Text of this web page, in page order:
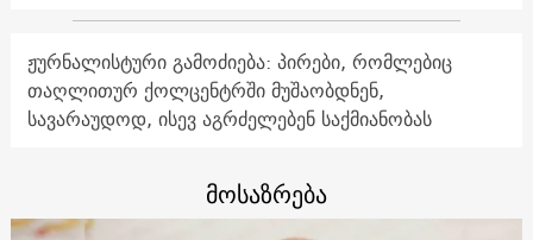
ჟურნალისტური გამოძიება: პირები, რომლებიც
თაღლითურ ქოლცენტრში მუშაობდნენ,
სავარაუდოდ, ისევ აგრძელებენ საქმიანობას
მოსაზრება